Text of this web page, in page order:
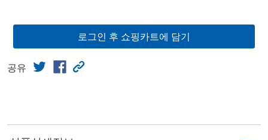
로그인 후 쇼핑카트에 담기
공유